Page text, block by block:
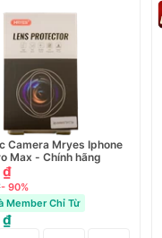
Camera Mryes Iphone
Max - Chính hãng
₫
- 90%
Member Chỉ Từ
₫